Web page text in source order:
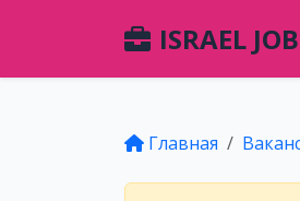
ISRAEL JOB
Главная